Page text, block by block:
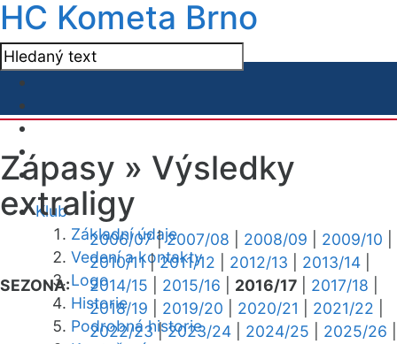
HC Kometa Brno
Klub
Základní údaje
Vedení a kontakty
Logo
Historie
Podrobná historie
Zápasy » Výsledky
extraligy
SEZONA:
2006/07|2007/08 2008/09 2009/10
2010/11|2011/12 2012/13 2013/14
2014/15
2015/16 2016/17 2017/18
2018/19
2019/20 2020/21 2021/22
2022/23|2023/24 2024/25 2025/26